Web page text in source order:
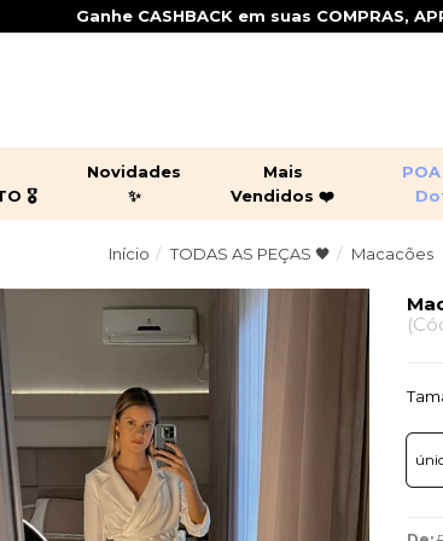
Ganhe CASHBACK em suas COMPRAS,
🎖️
Novidades
✨
Mais
Vendidos ❤️
jaquetas
Início TODAS AS PEÇAS 🖤 Macacões
(